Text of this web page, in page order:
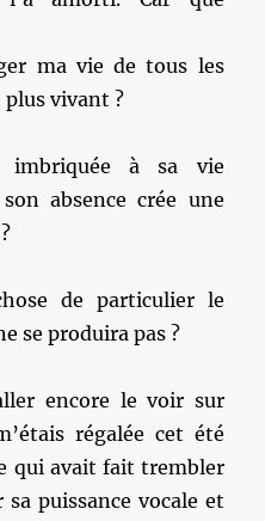
ma vie de tous les
plus vivant ?
à sa vie
absence crée une
de particulier le
se produira pas ?
encore le voir sur
régalée cet été
qui avait fait trembler
puissance vocale et